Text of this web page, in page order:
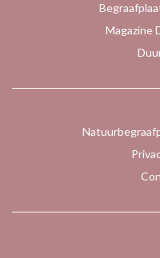
Magazine